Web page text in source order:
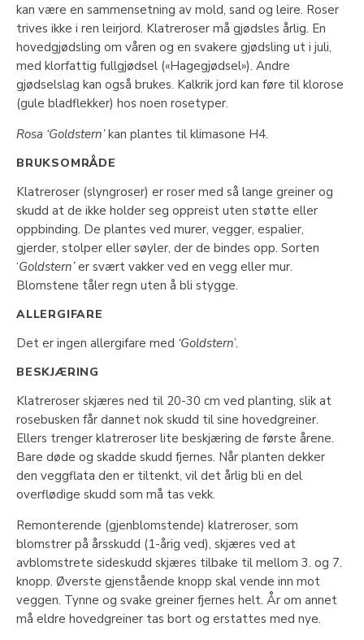
kan være en sammensetning av mold, sand og leire. Roser
trives ikke i ren leirjord. Klatreroser må gjødsles årlig. En
hovedgjødsling om våren og en svakere gjødsling ut i juli,
med klorfattig fullgjødsel («Hagegjødsel»). Andre
gjødselslag kan også brukes. Kalkrik jord kan føre til klorose
(gule bladflekker) hos noen rosetyper.
Rosa ‘Goldstern’kan plantes til klimasone H4.
BRUKSOMRÅDE
Klatreroser (slyngroser) er roser med så lange greiner og
skudd at de ikke holder seg oppreist uten støtte eller
oppbinding. De plantes ved murer, vegger, espalier,
gjerder, stolper eller søyler, der de bindes opp. Sorten
‘Goldstern’er svært vakker ved en vegg eller mur.
Blomstene tåler regn uten å bli stygge.
ALLERGIFARE
Det er ingen allergifare med ‘Goldstern’.
BESKJÆRING
Klatreroser skjæres ned til 20-30 cm ved planting, slik at
rosebusken får dannet nok skudd til sine hovedgreiner.
Ellers trenger klatreroser lite beskjæring de første årene.
Bare døde og skadde skudd fjernes. Når planten dekker
den veggflata den er tiltenkt, vil det årlig bli en del
overflødige skudd som må tas vekk.
Remonterende (gjenblomstende) klatreroser, som
blomstrer på årsskudd (1-årig ved), skjæres ved at
avblomstrete sideskudd skjæres tilbake til mellom 3. og 7.
knopp. Øverste gjenstående knopp skal vende inn mot
veggen. Tynne og svake greiner fjernes helt. År om annet
må eldre hovedgreiner tas bort og erstattes med nye.